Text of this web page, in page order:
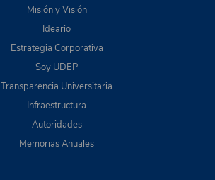
Misión y Visión
Ideario
Estrategia Corporativa
Soy UDEP
Transparencia Universitaria
Infraestructura
Autoridades
Memorias Anuales